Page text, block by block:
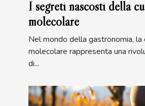
I segreti nascosti della
molecolare
Nel mondo della gastronomia, la
molecolare rappresenta una
di...